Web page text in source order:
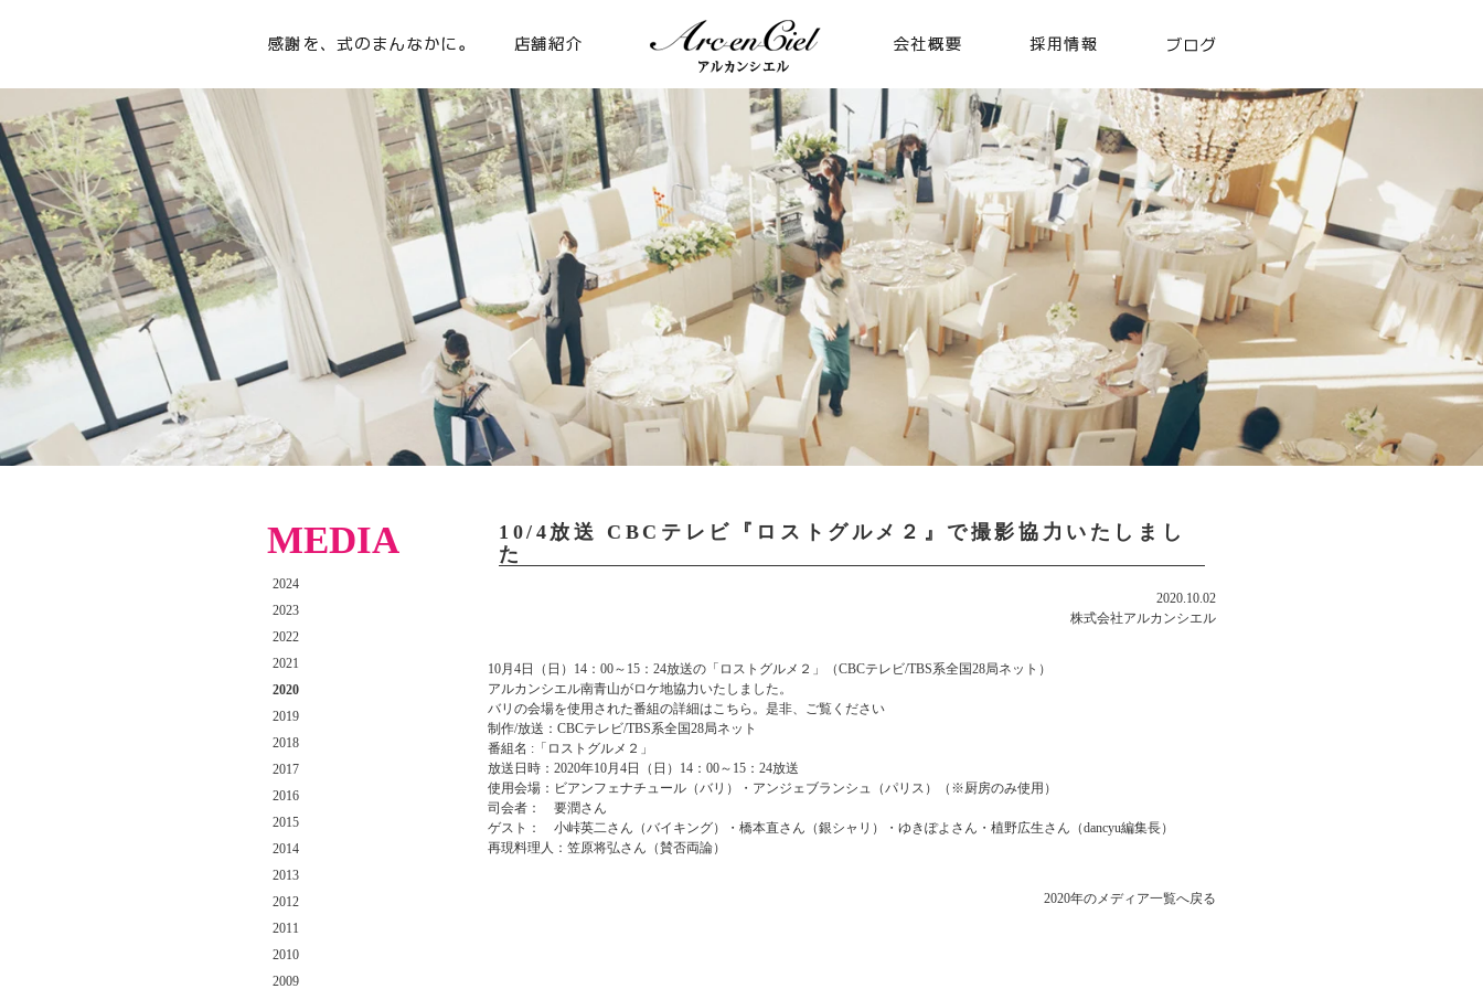
MEDIA
2024
2023
2022
2021
2020
2019
2018
2017
2016
2015
2014
2013
2012
2011
2010
2009
10/4放送 CBCテレビ『ロストグルメ２』で撮影協力いたしまし
た
2020.10.02
株式会社アルカンシエル
10月4日（日）14：00～15：24放送の「ロストグルメ２」（CBCテレビ/TBS系全国28局ネット）
アルカンシエル南青山がロケ地協力いたしました。
バリの会場を使用された番組の詳細はこちら。是非、ご覧ください
制作/放送：CBCテレビ/TBS系全国28局ネット
番組名 :「ロストグルメ２」
放送日時：2020年10月4日（日）14：00～15：24放送
使用会場：ビアンフェナチュール（バリ）・アンジェブランシュ（パリス）（※厨房のみ使用）
司会者： 要潤さん
ゲスト： 小峠英二さん（バイキング）・橋本直さん（銀シャリ）・ゆきぽよさん・植野広生さん（dancyu編集長）
再現料理人：笠原将弘さん（賛否両論）
2020年のメディア一覧へ戻る